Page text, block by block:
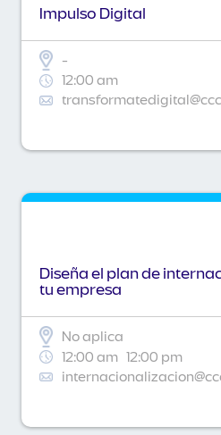
Impulso Digital
-
12:00 am
Diseña el plan de
tu empresa
No aplica
12:00 am 12:00 pm